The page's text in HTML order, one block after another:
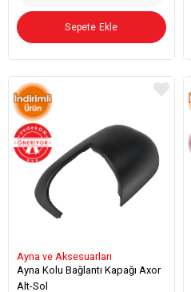
Sepete Ekle
Ayna ve Aksesuarları
Ayna Kolu Bağlantı Kapağı Axor
Alt-Sol